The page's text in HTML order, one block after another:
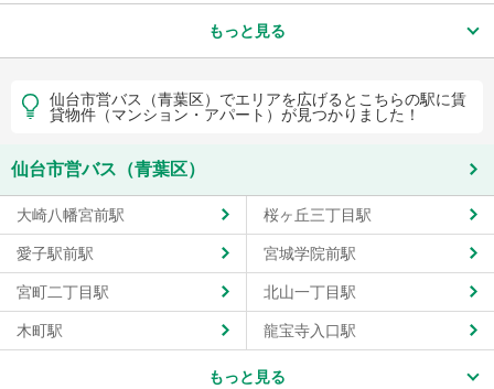
もっと見る
仙台市営バス（青葉区）でエリアを広げるとこちらの駅に賃
貸物件（マンション・アパート）が見つかりました！
仙台市営バス（青葉区）
大崎八幡宮前駅 桜ヶ丘三丁目駅
愛子駅前駅 宮城学院前駅
宮町二丁目駅 北山一丁目駅
木町駅 龍宝寺入口駅
もっと見る